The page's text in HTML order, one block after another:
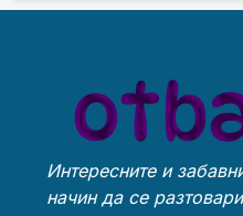
ИСТОРИЯ
Идеи
на
Интересните и
начин да се